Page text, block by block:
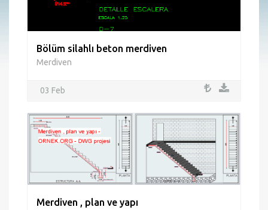
Bölüm silahlı beton merdiven
Merdiven
03 Feb
Merdiven , plan ve yapı